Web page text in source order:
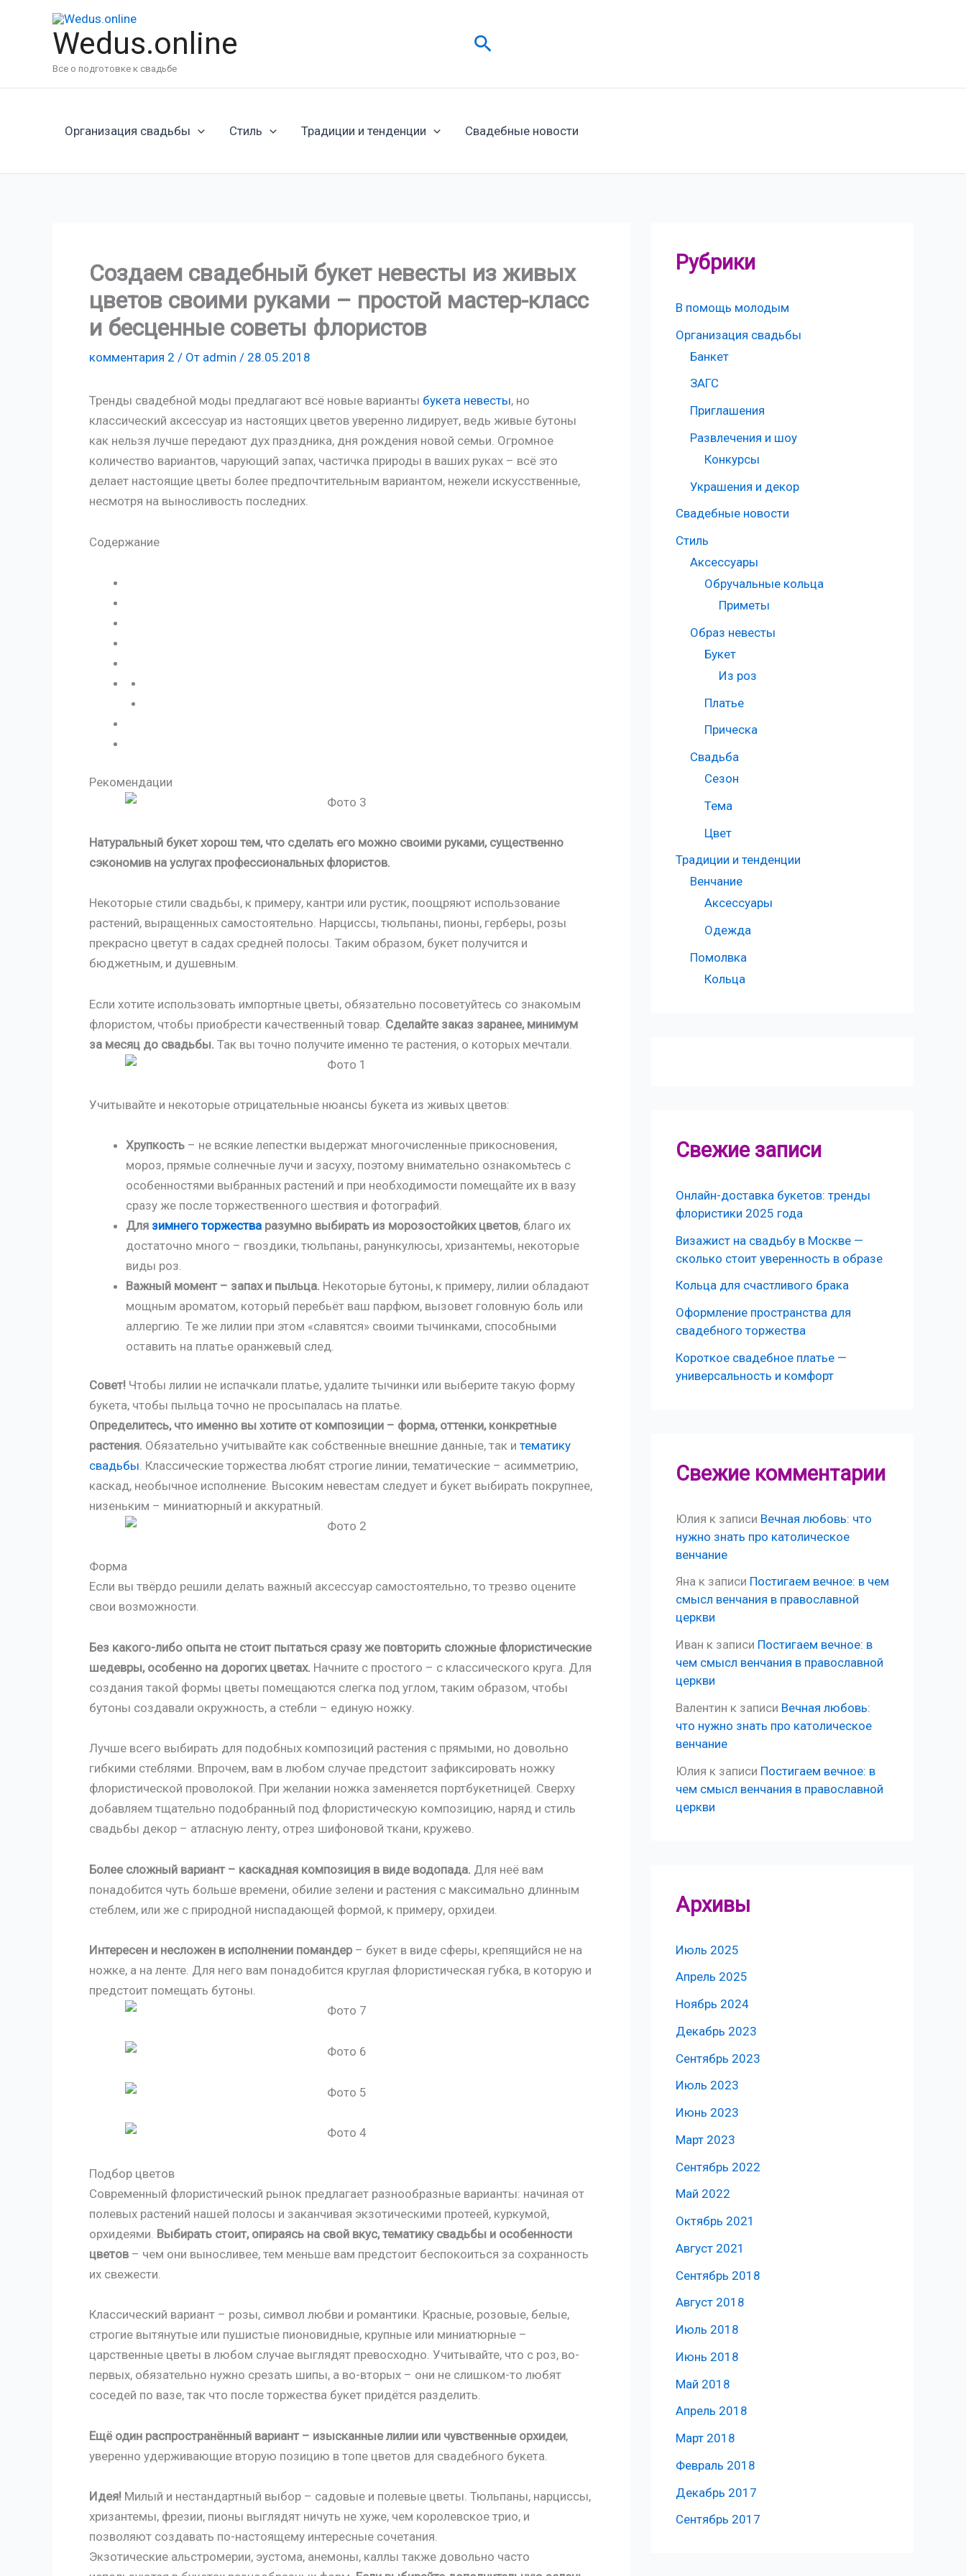
содержимомуWedus.online
Все о подготовке к свадьбе
Поиск
Организация свадьбы Стиль Традиции и тенденции Свадебные новости
Создаем свадебный букет невесты из живых
цветов своими руками – простой мастер-класс
и бесценные советы флористов
комментария 2 / От admin / 28.05.2018
Тренды свадебной моды предлагают всё новые варианты букета невесты, но
классический аксессуар из настоящих цветов уверенно лидирует, ведь живые бутоны
как нельзя лучше передают дух праздника, дня рождения новой семьи. Огромное
количество вариантов, чарующий запах, частичка природы в ваших руках – всё это
делает настоящие цветы более предпочтительным вариантом, нежели искусственные,
несмотря на выносливость последних.
Содержание
Рекомендации
Натуральный букет хорош тем, что сделать его можно своими руками, существенно
сэкономив на услугах профессиональных флористов.
Некоторые стили свадьбы, к примеру, кантри или рустик, поощряют использование
растений, выращенных самостоятельно. Нарциссы, тюльпаны, пионы, герберы, розы
прекрасно цветут в садах средней полосы. Таким образом, букет получится и
бюджетным, и душевным.
Если хотите использовать импортные цветы, обязательно посоветуйтесь со знакомым
флористом, чтобы приобрести качественный товар. Сделайте заказ заранее, минимум
за месяц до свадьбы. Так вы точно получите именно те растения, о которых мечтали.
Учитывайте и некоторые отрицательные нюансы букета из живых цветов:
Хрупкость– не всякие лепестки выдержат многочисленные прикосновения,
мороз, прямые солнечные лучи и засуху, поэтому внимательно ознакомьтесь с
особенностями выбранных растений и при необходимости помещайте их в вазу
сразу же после торжественного шествия и фотографий.
Для зимнего торжестваразумно выбирать из морозостойких цветов, благо их
достаточно много – гвоздики, тюльпаны, ранункулюсы, хризантемы, некоторые
виды роз.
Важный момент – запах и пыльца. Некоторые бутоны, к примеру, лилии обладают
мощным ароматом, который перебьёт ваш парфюм, вызовет головную боль или
аллергию. Те же лилии при этом «славятся» своими тычинками, способными
оставить на платье оранжевый след.
Совет!Чтобы лилии не испачкали платье, удалите тычинки или выберите такую форму
букета, чтобы пыльца точно не просыпалась на платье.
Определитесь, что именно вы хотите от композиции – форма, оттенки, конкретные
растения. Обязательно учитывайте как собственные внешние данные, так и тематику
свадьбы . Классические торжества любят строгие линии, тематические – асимметрию,
каскад, необычное исполнение. Высоким невестам следует и букет выбирать покрупнее,
низеньким – миниатюрный и аккуратный.
Форма
Если вы твёрдо решили делать важный аксессуар самостоятельно, то трезво оцените
свои возможности.
Без какого-либо опыта не стоит пытаться сразу же повторить сложные флористические
шедевры, особенно на дорогих цветах. Начните с простого – с классического круга. Для
создания такой формы цветы помещаются слегка под углом, таким образом, чтобы
бутоны создавали окружность, а стебли – единую ножку.
Лучше всего выбирать для подобных композиций растения с прямыми, но довольно
гибкими стеблями. Впрочем, вам в любом случае предстоит зафиксировать ножку
флористической проволокой. При желании ножка заменяется портбукетницей. Сверху
добавляем тщательно подобранный под флористическую композицию, наряд и стиль
свадьбы декор – атласную ленту, отрез шифоновой ткани, кружево.
Более сложный вариант – каскадная композиция в виде водопада. Для неё вам
понадобится чуть больше времени, обилие зелени и растения с максимально длинным
стеблем, или же с природной ниспадающей формой, к примеру, орхидеи.
Интересен и несложен в исполнении помандер– букет в виде сферы, крепящийся не на
ножке, а на ленте. Для него вам понадобится круглая флористическая губка, в которую и
предстоит помещать бутоны.
Подбор цветов
Современный флористический рынок предлагает разнообразные варианты: начиная от
полевых растений нашей полосы и заканчивая экзотическими протеей, куркумой,
орхидеями. Выбирать стоит, опираясь на свой вкус, тематику свадьбы и особенности
цветов– чем они выносливее, тем меньше вам предстоит беспокоиться за сохранность
их свежести.
Классический вариант – розы, символ любви и романтики. Красные, розовые, белые,
строгие вытянутые или пушистые пионовидные, крупные или миниатюрные –
царственные цветы в любом случае выглядят превосходно. Учитывайте, что с роз, во-
первых, обязательно нужно срезать шипы, а во-вторых – они не слишком-то любят
соседей по вазе, так что после торжества букет придётся разделить.
Ещё один распространённый вариант – изысканные лилии или чувственные орхидеи,
уверенно удерживающие вторую позицию в топе цветов для свадебного букета.
Идея!Милый и нестандартный выбор – садовые и полевые цветы. Тюльпаны, нарциссы,
хризантемы, фрезии, пионы выглядят ничуть не хуже, чем королевское трио, и
позволяют создавать по-настоящему интересные сочетания.
Экзотические альстромерии, эустома, анемоны, каллы также довольно часто
Рубрики
В помощь молодым
Организация свадьбы
Банкет
ЗАГС
Приглашения
Развлечения и шоу
Конкурсы
Украшения и декор
Свадебные новости
Стиль
Аксессуары
Обручальные кольца
Приметы
Образ невесты
Букет
Из роз
Платье
Прическа
Свадьба
Сезон
Тема
Цвет
Традиции и тенденции
Венчание
Аксессуары
Одежда
Помолвка
Кольца
Свежие записи
Онлайн-доставка букетов: тренды
флористики 2025 года
Визажист на свадьбу в Москве —
сколько стоит уверенность в образе
Кольца для счастливого брака
Оформление пространства для
свадебного торжества
Короткое свадебное платье —
универсальность и комфорт
Свежие комментарии
Юлия к записи Вечная любовь: что
нужно знать про католическое
венчание
Янак записи Постигаем вечное: в чем
смысл венчания в православной
церкви
Иван к записи Постигаем вечное: в
чем смысл венчания в православной
церкви
Валентин к записи Вечная любовь:
что нужно знать про католическое
венчание
Юлия к записи Постигаем вечное: в
чем смысл венчания в православной
церкви
Архивы
Июль 2025
Апрель 2025
Ноябрь 2024
Декабрь 2023
Сентябрь 2023
Июль 2023
Июнь 2023
Март 2023
Сентябрь 2022
Май 2022
Октябрь 2021
Август 2021
Сентябрь 2018
Август 2018
Июль 2018
Июнь 2018
Май 2018
Апрель 2018
Март 2018
Февраль 2018
Декабрь 2017
Сентябрь 2017